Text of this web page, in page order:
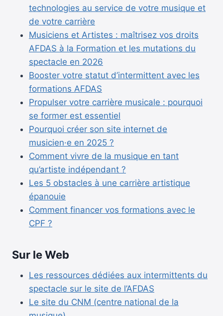
technologies au service de votre musique et
de votre carrière
Musiciens et Artistes : maîtrisez vos droits
AFDAS à la Formation et les mutations du
spectacle en 2026
Booster votre statut d’intermittent avec les
formations AFDAS
Propulser votre carrière musicale : pourquoi
se former est essentiel
Pourquoi créer son site internet de
musicien·e en 2025 ?
Comment vivre de la musique en tant
qu’artiste indépendant ?
Les 5 obstacles à une carrière artistique
épanouie
Comment financer vos formations avec le
CPF ?
Sur le Web
Les ressources dédiées aux intermittents du
spectacle sur le site de l’AFDAS
Le site du CNM (centre national de la